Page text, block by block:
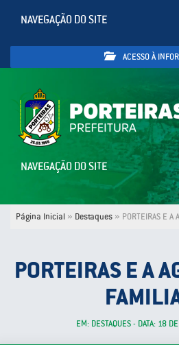
NAVEGAÇÃO DO SITE
ACESSO À
NAVEGAÇÃO DO SITE
Página Inicial » Destaques » PORTEIRAS E A
PORTEIRAS E A
EM: DESTAQUES - DATA: 18